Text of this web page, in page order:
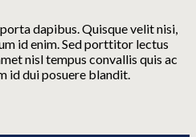
dapibus. Quisque velit nisi,
id enim. Sed porttitor lectus
nisl tempus convallis quis ac
id dui posuere blandit.